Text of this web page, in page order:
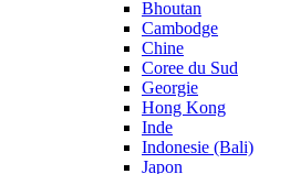
Bhoutan
Cambodge
Chine
Coree du Sud
Georgie
Hong Kong
Inde
Indonesie (Bali)
Japon